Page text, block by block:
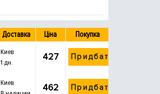
Доставка Ціна Покупка
Киев
1 дн.
427 Придбати
Киев
462 Придбати